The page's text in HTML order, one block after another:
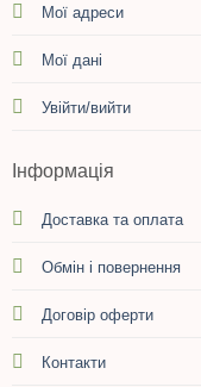
Мої адреси
Мої дані
Увійти/вийти
Інформація
Доставка та оплата
Обмін і повернення
Договір оферти
Контакти